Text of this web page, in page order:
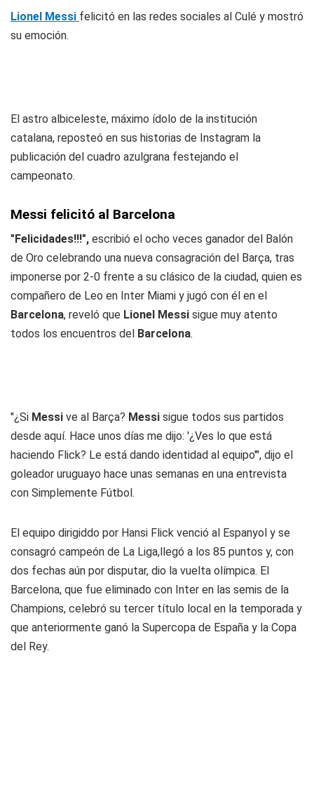
Lionel Messi felicitó en las redes sociales al Culé y mostró
su emoción.
El astro albiceleste, máximo ídolo de la institución
catalana, reposteó en sus historias de Instagram la
publicación del cuadro azulgrana festejando el
campeonato.
Messi felicitó al Barcelona
"Felicidades!!!", escribió el ocho veces ganador del Balón
de Oro celebrando una nueva consagración del Barça, tras
imponerse por 2-0 frente a su clásico de la ciudad, quien es
compañero de Leo en Inter Miami y jugó con él en el
Barcelona, reveló que Lionel Messi sigue muy atento
todos los encuentros del Barcelona.
"¿Si Messi ve al Barça? Messi sigue todos sus partidos
desde aquí. Hace unos días me dijo: '¿Ves lo que está
haciendo Flick? Le está dando identidad al equipo'", dijo el
goleador uruguayo hace unas semanas en una entrevista
con Simplemente Fútbol.
El equipo dirigiddo por Hansi Flick venció al Espanyol y se
consagró campeón de La Liga,llegó a los 85 puntos y, con
dos fechas aún por disputar, dio la vuelta olímpica. El
Barcelona, que fue eliminado con Inter en las semis de la
Champions, celebró su tercer título local en la temporada y
que anteriormente ganó la Supercopa de España y la Copa
del Rey.